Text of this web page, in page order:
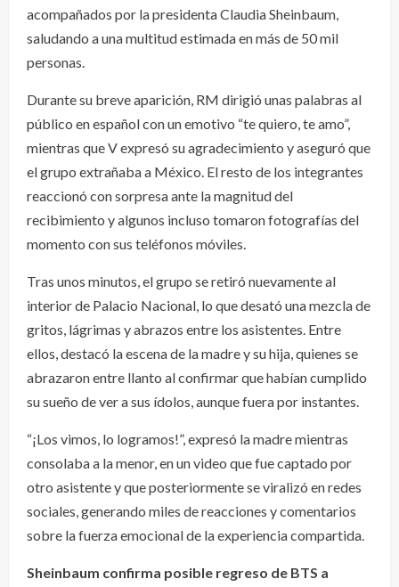
acompañados por la presidenta Claudia Sheinbaum,
saludando a una multitud estimada en más de 50 mil
personas.
Durante su breve aparición, RM dirigió unas palabras al
público en español con un emotivo “te quiero, te amo”,
mientras que V expresó su agradecimiento y aseguró que
el grupo extrañaba a México. El resto de los integrantes
reaccionó con sorpresa ante la magnitud del
recibimiento y algunos incluso tomaron fotografías del
momento con sus teléfonos móviles.
Tras unos minutos, el grupo se retiró nuevamente al
interior de Palacio Nacional, lo que desató una mezcla de
gritos, lágrimas y abrazos entre los asistentes. Entre
ellos, destacó la escena de la madre y su hija, quienes se
abrazaron entre llanto al confirmar que habían cumplido
su sueño de ver a sus ídolos, aunque fuera por instantes.
“¡Los vimos, lo logramos!”, expresó la madre mientras
consolaba a la menor, en un video que fue captado por
otro asistente y que posteriormente se viralizó en redes
sociales, generando miles de reacciones y comentarios
sobre la fuerza emocional de la experiencia compartida.
Sheinbaum confirma posible regreso de BTS a